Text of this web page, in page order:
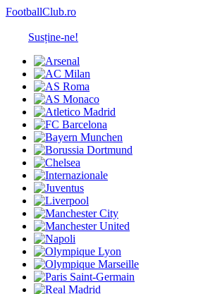
FootballClub.ro
Susține-ne!